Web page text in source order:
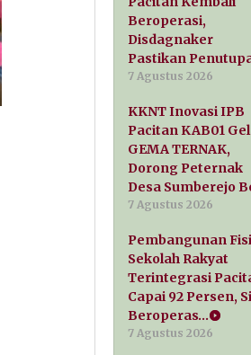
Beroperasi,
Disdagnaker
Pastikan
7 Agustus 2026
KKNT Inovasi IPB
Pacitan KAB01
GEMA TERNAK,
Dorong Peternak
Desa Sumberejo
7 Agustus 2026
Pembangunan
Sekolah Rakyat
Terintegrasi
Capai 92 Persen,
Beroperas…
7 Agustus 2026